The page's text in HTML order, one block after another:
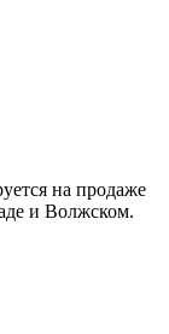
на продаже
и Волжском.